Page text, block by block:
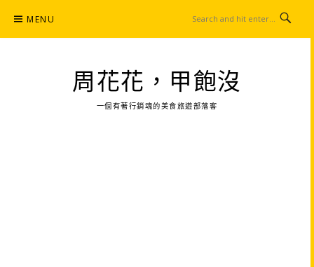
content
MENU
周花花，甲飽沒
一個有著行銷魂的美食旅遊部落客